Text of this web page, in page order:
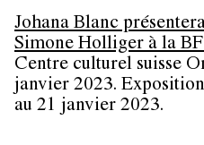
Johana Blanc
Simone Holliger à la
Centre culturel suisse
janvier 2023.
au 21 janvier 2023.